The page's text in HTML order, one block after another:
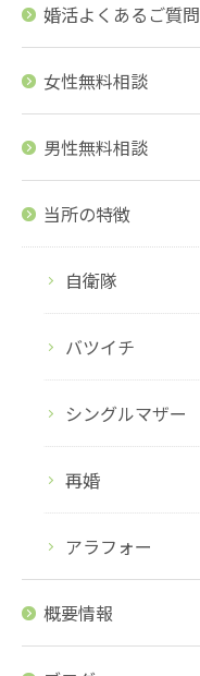
婚活よくあるご質問
女性無料相談
男性無料相談
当所の特徴
自衛隊
バツイチ
シングルマザー
再婚
アラフォー
概要情報